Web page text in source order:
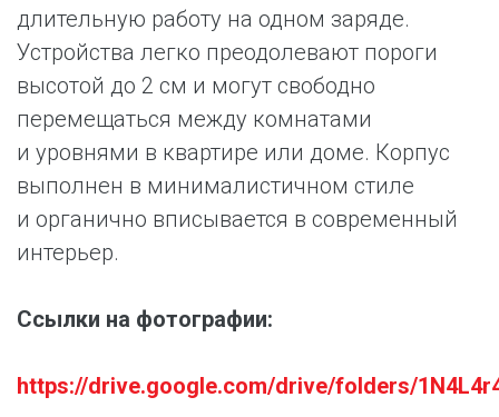
длительную работу на одном заряде.
Устройства легко преодолевают пороги
высотой до 2 см и могут свободно
перемещаться между комнатами
и уровнями в квартире или доме. Корпус
выполнен в минималистичном стиле
и органично вписывается в современный
интерьер.
Ссылки на фотографии:
https://drive.google.com/drive/folders/